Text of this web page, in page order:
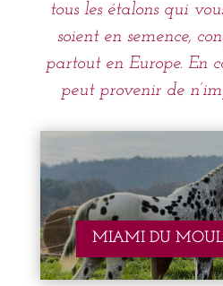
tous les étalons qui
soient en semence,
partout en Europe. En
peut provenir de
MIAMI DU